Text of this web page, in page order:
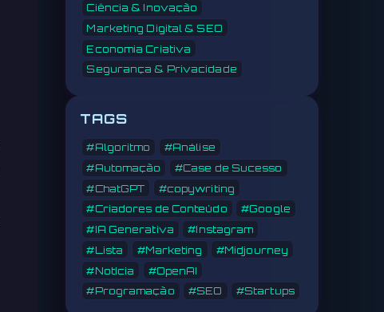
Ciência & Inovação
Marketing Digital & SEO
Economia Criativa
Segurança & Privacidade
TAGS
#Algoritmo
#Análise
#Automação
#Case de Sucesso
#ChatGPT
#copywriting
#Criadores de Conteúdo
#Google
#IA Generativa
#Instagram
#Lista
#Marketing
#Midjourney
#Notícia
#OpenAI
#Programação
#SEO #Startups